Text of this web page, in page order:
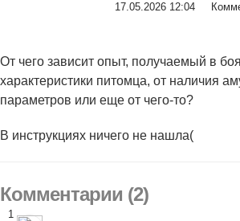
17.05.2026 12:04
От чего зависит опыт, получаемый в
характеристики питомца, от наличия
параметров или еще от чего-то?
В инструкциях ничего не нашла(
Комментарии (2)
1